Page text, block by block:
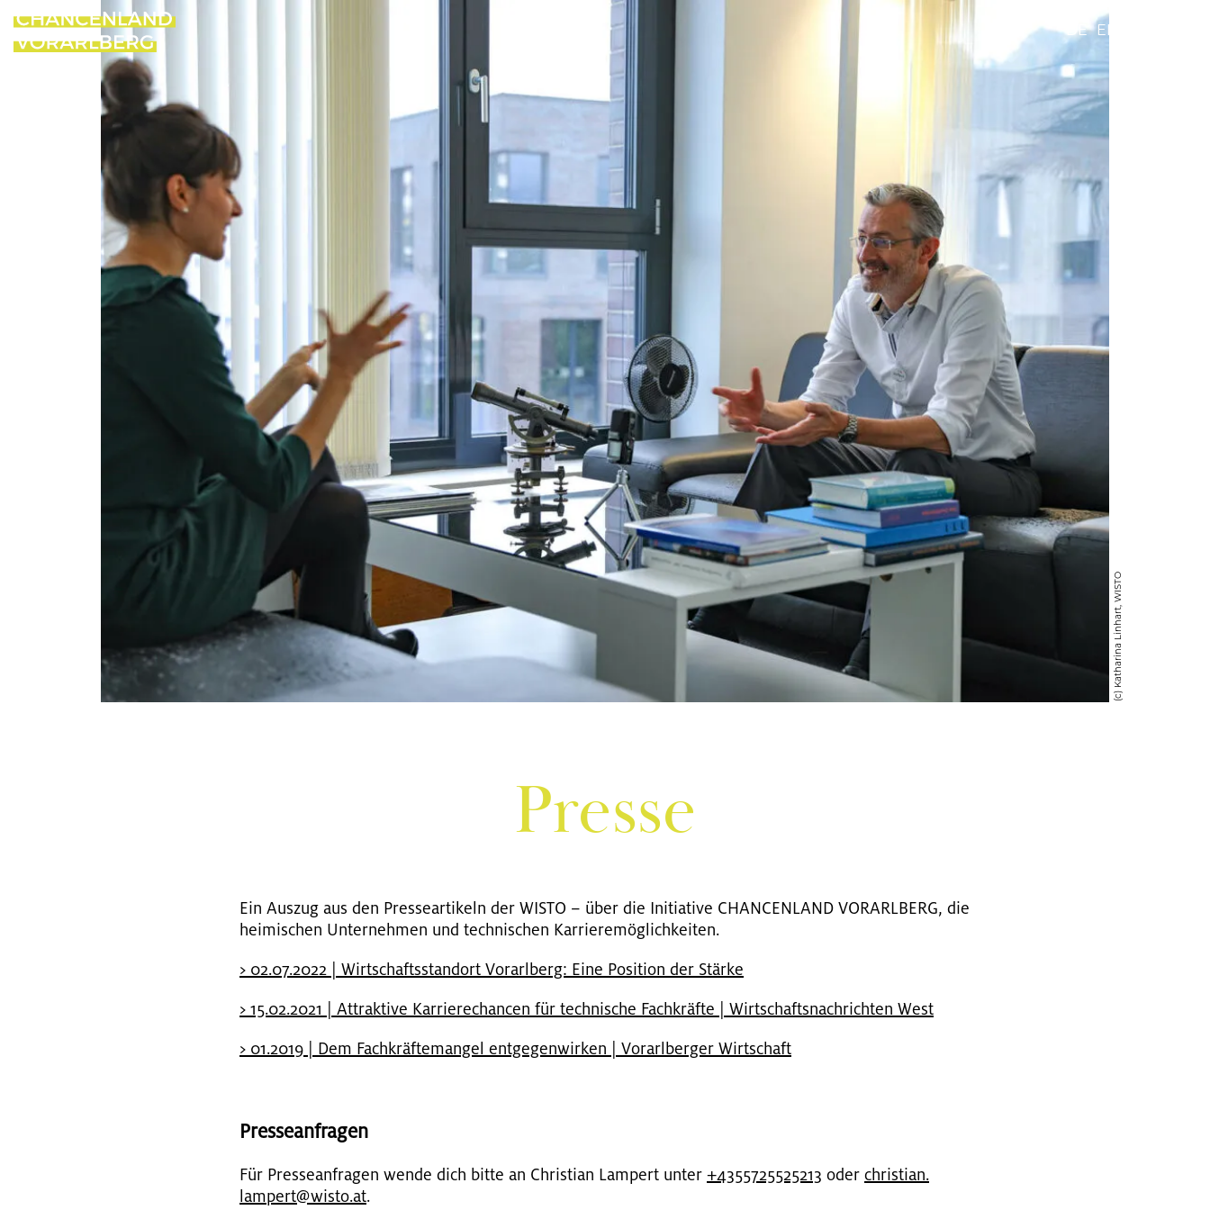
DE EN
(c) Katharina Linhart, WISTO
Pres­se
Ein Aus­zug aus den Pres­se­ar­ti­keln der WISTO – über die In­itia­ti­ve CHAN­CEN­LAND VOR­ARL­BERG, die
hei­mi­schen Un­ter­neh­men und tech­ni­schen Kar­rie­re­mög­lich­kei­ten.
> 02.07.2022 | Wirt­schafts­stand­ort Vor­arl­berg: Eine Po­si­ti­on der Stär­ke
> 15.02.2021 | At­trak­ti­ve Kar­rie­re­chan­cen für tech­ni­sche Fach­kräf­te | Wirt­schafts­nach­rich­ten West
> 01.2019 | Dem Fach­kräf­te­man­gel ent­ge­gen­wir­ken | Vor­arl­ber­ger Wirt­schaft
Pres­se­an­fra­gen
Für Pres­se­an­fra­gen wende dich bitte an Chris­ti­an Lam­pert unter +4355725525213 oder chris­ti­an.​
lampert@​wisto.​at.